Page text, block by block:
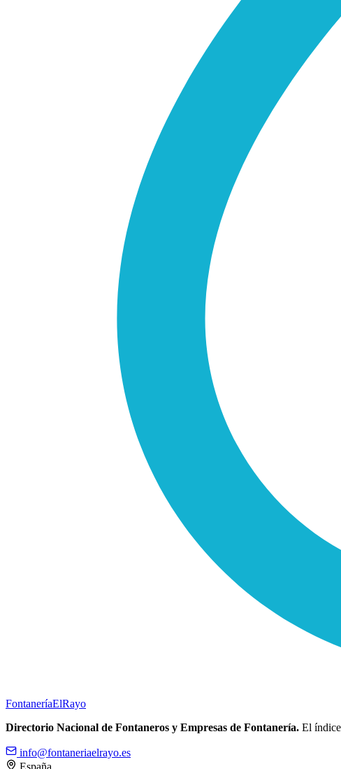
FontaneríaElRayo
Directorio Nacional de Fontaneros y Empresas de Fontanería. El
info@fontaneriaelrayo.es